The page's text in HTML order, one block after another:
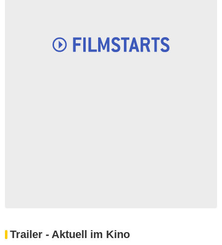
Trailer - Aktuell im Kino